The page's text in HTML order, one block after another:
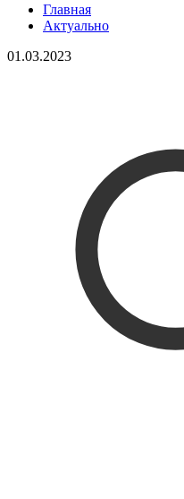
Главная
Актуально
01.03.2023